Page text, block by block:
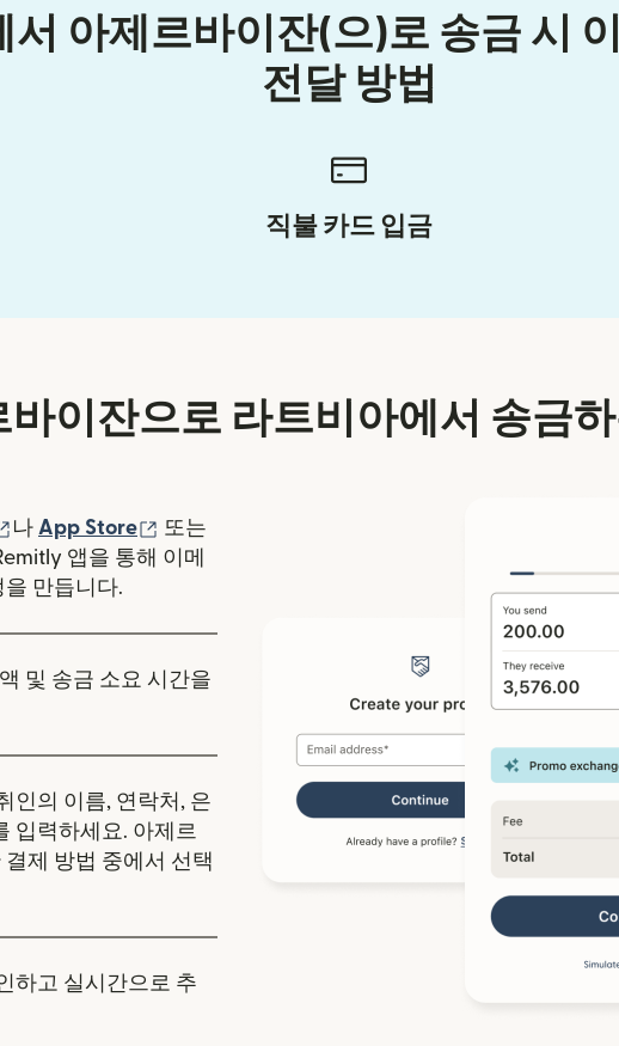
서 아제르바이잔(으)로 송금 시
전달 방법
직불 카드 입금
바이잔으로 라트비아에서 송금
(새 창에서 열림)
나 App Store (새 창에서 열림)
또는
열림)앱을 통해 이메
만듭니다.
및 송금 소요 시간을
인의 이름, 연락처, 은
입력하세요. 아제르
제 방법 중에서 선택
하고 실시간으로 추